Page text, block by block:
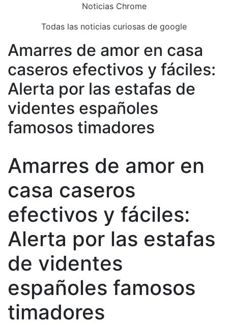
Noticias Chrome
Todas las noticias curiosas de google
Close
Menu
Amarres de amor en casa
caseros efectivos y fáciles:
Alerta por las estafas de
videntes españoles
famosos timadores
Amarres de amor en
casa caseros
efectivos y fáciles:
Alerta por las estafas
de videntes
españoles famosos
timadores